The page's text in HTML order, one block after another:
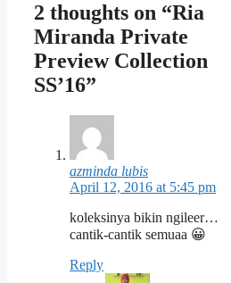
2 thoughts on “Ria
Miranda Private
Preview Collection
SS’16”
azminda lubis
April 12, 2016 at 5:45 pm
koleksinya bikin ngileer…
cantik-cantik semuaa 😀
Reply